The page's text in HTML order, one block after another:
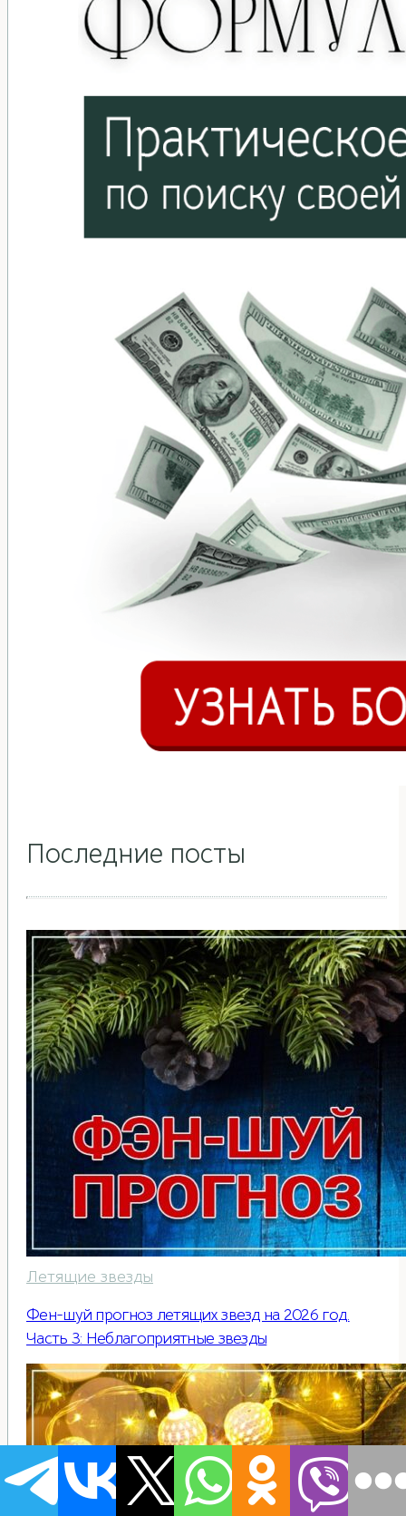
Последние посты
Летящие звезды
Фен-шуй прогноз летящих звезд на 2026 год.
Часть 3: Неблагоприятные звезды